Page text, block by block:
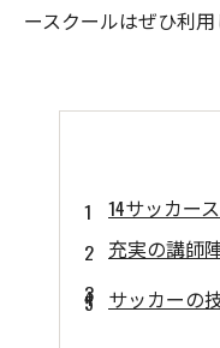
ースクールはぜひ利用
14サッカー
充実の講師
サッカーの